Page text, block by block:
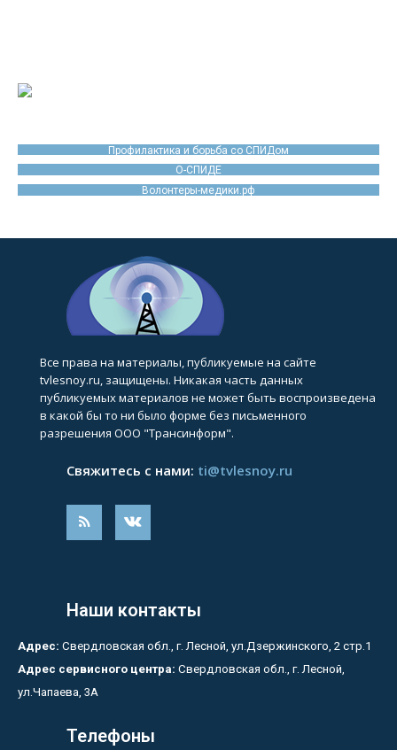
Профилактика и борьба со СПИДом
О-СПИДЕ
Волонтеры-медики.рф
Все права на материалы, публикуемые на сайте
tvlesnoy.ru, защищены. Никакая часть данных
публикуемых материалов не может быть воспроизведена
в какой бы то ни было форме без письменного
разрешения ООО "Трансинформ".
Свяжитесь с нами: ti@tvlesnoy.ru
Наши контакты
Адрес: Свердловская обл., г. Лесной, ул.Дзержинского, 2 стр.1
Адрес сервисного центра: Свердловская обл., г. Лесной,
ул.Чапаева, 3А
Телефоны